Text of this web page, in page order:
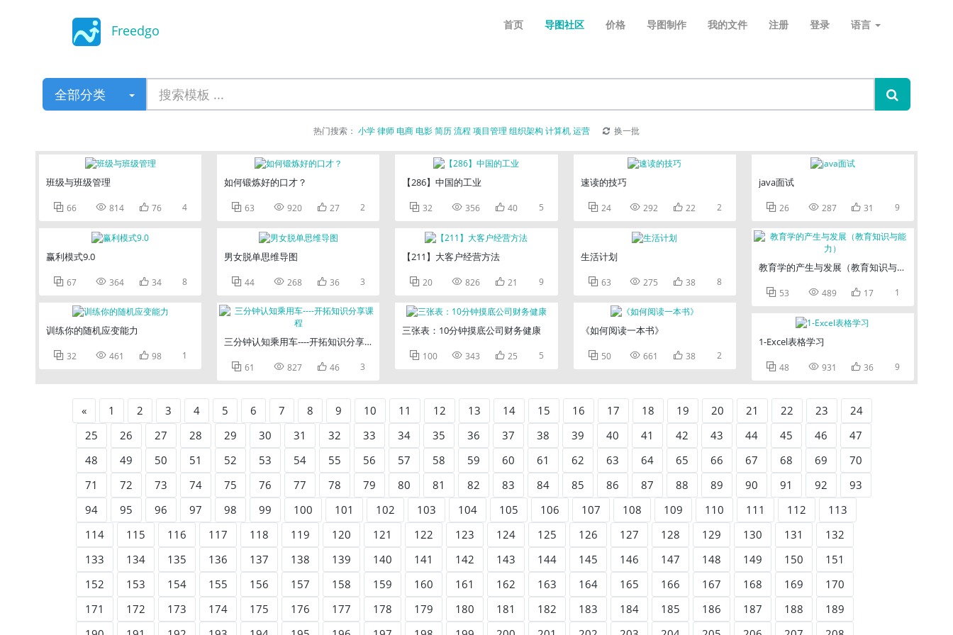
Freedgo 首页 导图社区 价格 导图制作 我的文件 注册 登录 语言
全部分类
热门搜索： 小学律师电商电影简历流程 项目管理 组织架构 计算机运营 换一批
班级与班级管理
 66  814  76 4
赢利模式9.0
 67  364  34 8
训练你的随机应变能力
 32  461  98 1
如何锻炼好的口才？
 63  920  27 2
男女脱单思维导图
 44  268  36 3
三分钟认知乘用车----开拓知识分享课程
 61  827  46 3
【286】中国的工业
 32  356  40 5
【211】大客户经营方法
 20  826  21 9
三张表：10分钟摸底公司财务健康
 100  343  25 5
速读的技巧
 24  292  22 2
生活计划
 63  275  38 8
《如何阅读一本书》
 50  661  38 2
java面试
 26  287  31 9
教育学的产生与发展（教育知识与能力）
 53  489  17 1
1-Excel表格学习
 48  931  36 9
« 1 2 3 4 5 6 7 8 9 10 11 12 13 14 15 16 17 18 19 20 21 22 23
24
25
26 27 28 29 30 31 32 33 34 35 36 37 38 39 40 41 42 43 44 45 46
47
48
49 50 51 52 53 54 55 56 57 58 59 60 61 62 63 64 65 66 67 68 69
70
71
72 73 74 75 76 77 78 79 80 81 82 83 84 85 86 87 88 89 90 91 92
93
94
95 96 97 98 99 100 101 102 103 104 105 106 107 108 109 110 111 112
113
114
115 116 117 118 119 120 121 122 123 124 125 126 127 128 129 130 131
132
133
134 135 136 137 138 139 140 141 142 143 144 145 146 147 148 149 150
151
152
153 154 155 156 157 158 159 160 161 162 163 164 165 166 167 168 169
170
171
172 173 174 175 176 177 178 179 180 181 182 183 184 185 186 187 188
189